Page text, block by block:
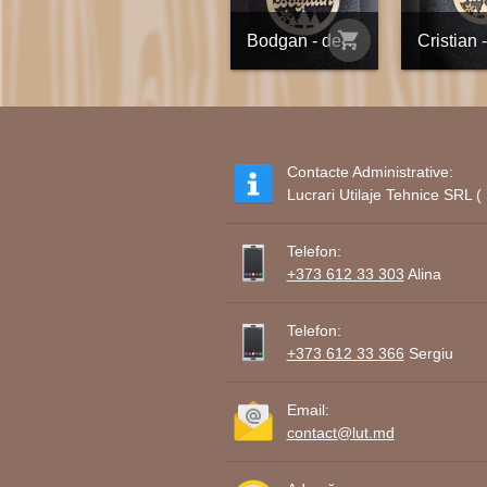
Bodgan - decorațiune din placaj personalizată
shopping_cart
Contacte Administrative:
Lucrari Utilaje Tehnice SRL
Telefon:
+373 612 33 303 Alina
Telefon:
+373 612 33 366 Sergiu
Email:
contact@lut.md